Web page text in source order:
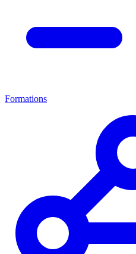
Formations